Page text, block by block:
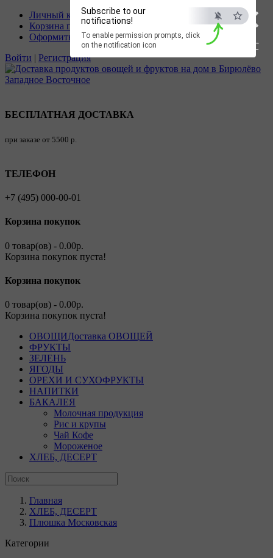
×
ESC
Subscribe to our
notifications!
To enable permission prompts, click
on the notification icon
Личный кабинет
Корзина покупок
Оформить заказ
Войти | Регистрация
БЕСПЛАТНАЯ ДОСТАВКА
при заказе от 5500 р.
ТЕЛЕФОН
+7 (495) 000-00-01
Корзина покупок
0 товар(ов) - 0.00р.
Корзина покупок пуста!
Корзина покупок
0 товар(ов) - 0.00р.
Корзина покупок пуста!
ОВОЩИДоставка ОВОЩЕЙ
ФРУКТЫ
ЗЕЛЕНЬ
ЯГОДЫ
ОРЕХИ И СУХОФРУКТЫ
НАПИТКИ
БАКАЛЕЯ
Молочная продукция
Рис и крупы
Чай Кофе
Мороженое
ХЛЕБ, ДЕСЕРТ
Главная
ХЛЕБ, ДЕСЕРТ
Плюшка Московская
Категории